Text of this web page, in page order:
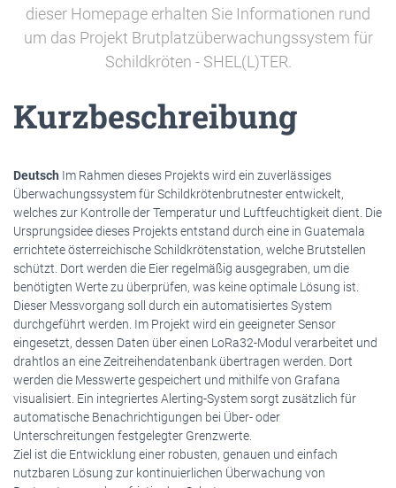
dieser Homepage erhalten Sie Informationen rund
um das Projekt Brutplatzüberwachungssystem für
Schildkröten - SHEL(L)TER.
Kurzbeschreibung
Deutsch Im Rahmen dieses Projekts wird ein zuverlässiges
Überwachungssystem für Schildkrötenbrutnester entwickelt,
welches zur Kontrolle der Temperatur und Luftfeuchtigkeit dient. Die
Ursprungsidee dieses Projekts entstand durch eine in Guatemala
errichtete österreichische Schildkrötenstation, welche Brutstellen
schützt. Dort werden die Eier regelmäßig ausgegraben, um die
benötigten Werte zu überprüfen, was keine optimale Lösung ist.
Dieser Messvorgang soll durch ein automatisiertes System
durchgeführt werden. Im Projekt wird ein geeigneter Sensor
eingesetzt, dessen Daten über einen LoRa32-Modul verarbeitet und
drahtlos an eine Zeitreihendatenbank übertragen werden. Dort
werden die Messwerte gespeichert und mithilfe von Grafana
visualisiert. Ein integriertes Alerting-System sorgt zusätzlich für
automatische Benachrichtigungen bei Über- oder
Unterschreitungen festgelegter Grenzwerte.
Ziel ist die Entwicklung einer robusten, genauen und einfach
nutzbaren Lösung zur kontinuierlichen Überwachung von